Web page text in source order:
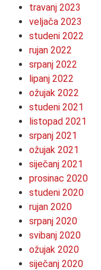
travanj 2023
veljača 2023
studeni 2022
rujan 2022
srpanj 2022
lipanj 2022
ožujak 2022
studeni 2021
listopad 2021
srpanj 2021
ožujak 2021
siječanj 2021
prosinac 2020
studeni 2020
rujan 2020
srpanj 2020
svibanj 2020
ožujak 2020
siječanj 2020